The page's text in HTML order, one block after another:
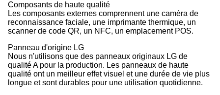
Composants de haute qualité
Les composants externes comprennent une caméra de
reconnaissance faciale, une imprimante thermique, un
scanner de code QR, un NFC, un emplacement POS.
Panneau d'origine LG
Nous n'utilisons que des panneaux originaux LG de
qualité A pour la production. Les panneaux de haute
qualité ont un meilleur effet visuel et une durée de vie plus
longue et sont durables pour une utilisation quotidienne.